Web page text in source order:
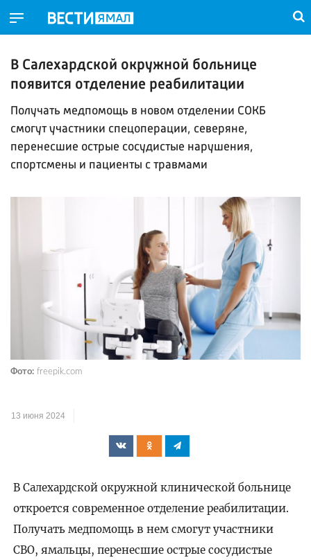
В Салехардской окружной больнице
появится отделение реабилитации
Получать медпомощь в новом отделении СОКБ
смогут участники спецоперации, северяне,
перенесшие острые сосудистые нарушения,
спортсмены и пациенты с травмами
Фото: freepik.com
13 июня 2024
В Салехардской окружной клинической больнице
откроется современное отделение реабилитации.
Получать медпомощь в нем смогут участники
СВО, ямальцы, перенесшие острые сосудистые